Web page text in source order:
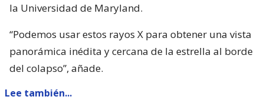
la Universidad de Maryland.
“Podemos usar estos rayos X para obtener una vista
panorámica inédita y cercana de la estrella al borde
del colapso”, añade.
Lee también...